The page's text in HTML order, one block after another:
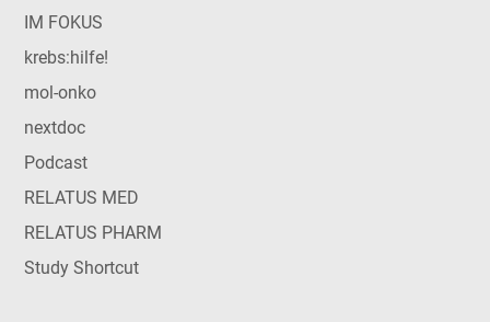
IM FOKUS
krebs:hilfe!
mol-onko
nextdoc
Podcast
RELATUS MED
RELATUS PHARM
Study Shortcut